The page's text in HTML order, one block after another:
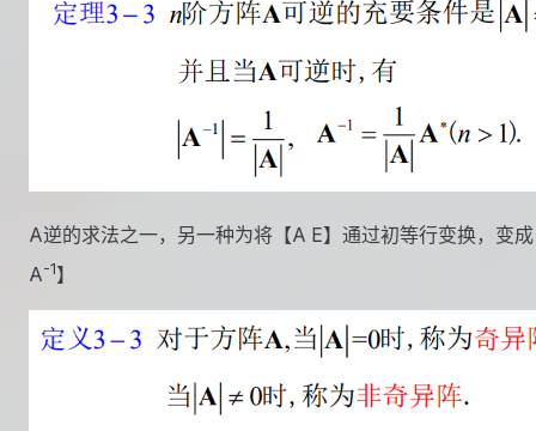
A逆的求法之一，另一种为将【A E】通过初等行变换，变
A-1】